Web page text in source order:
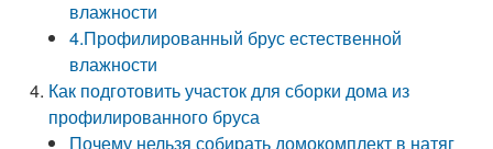
влажности
4.Профилированный брус естественной
влажности
Как подготовить участок для сборки дома из
профилированного бруса
Почему нельзя собирать домокомплект в натяг